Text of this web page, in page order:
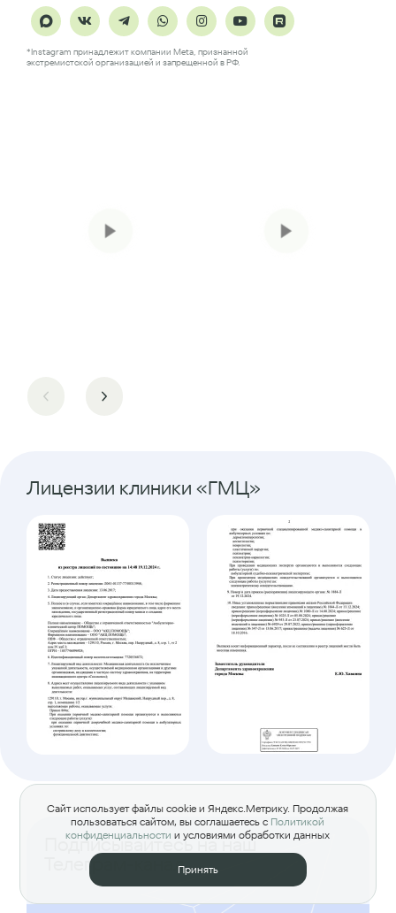
*Instagram принадлежит компании Meta, признанной
экстремистской организацией и запрещенной в РФ.
Лицензии клиники «ГМЦ»
Подписывайтесь на наш
Телеграм-канал
Сайт использует файлы cookie и Яндекс.Метрику. Продолжая
пользоваться сайтом, вы соглашаетесь с Политикой
конфиденциальности и условиями обработки данных
Принять